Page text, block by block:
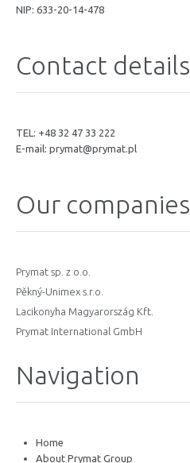
NIP: 633-20-14-478
Contact details
TEL: +48 32 47 33 222
E-mail: prymat@prymat.pl
Our companies
Prymat sp. z o.o.
Pěkný-Unimex s.r.o.
Lacikonyha Magyarország Kft.
Prymat International GmbH
Navigation
Home
About Prymat Group